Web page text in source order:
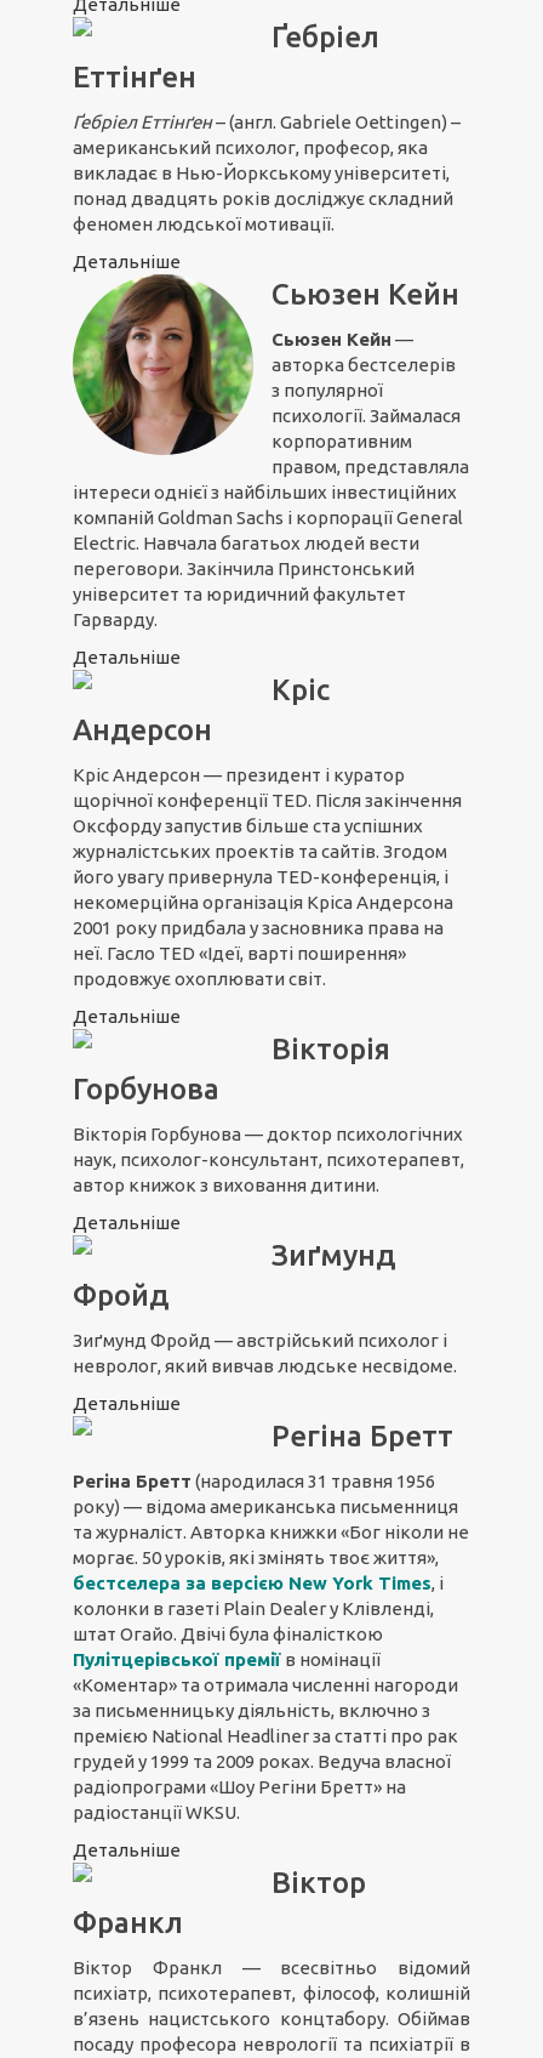
Детальніше
Ґебріел
Еттінґен
Ґебріел Еттінґен– (англ. Gabriele Oettingen) –
американський психолог, професор, яка
викладає в Нью-Йоркському університеті,
понад двадцять років досліджує складний
феномен людської мотивації.
Детальніше
Сьюзен Кейн
Сьюзен Кейн —
авторка бестселерів
з популярної
психології. Займалася
корпоративним
правом, представляла
інтереси однієї з найбільших інвестиційних
компаній Goldman Sachs і корпорації General
Electric. Навчала багатьох людей вести
переговори. Закінчила Принстонський
університет та юридичний факультет
Гарварду.
Детальніше
Кріс
Андерсон
Кріс Андерсон — президент і куратор
щорічної конференції TED. Після закінчення
Оксфорду запустив більше ста успішних
журналістських проектів та сайтів. Згодом
його увагу привернула TED-конференція, і
некомерційна організація Кріса Андерсона
2001 року придбала у засновника права на
неї. Гасло TED «Ідеї, варті поширення»
продовжує охоплювати світ.
Детальніше
Вікторія
Горбунова
Вікторія Горбунова — доктор психологічних
наук, психолог-консультант, психотерапевт,
автор книжок з виховання дитини.
Детальніше
Зиґмунд
Фройд
Зиґмунд Фройд — австрійський психолог і
невролог, який вивчав людське несвідоме.
Детальніше
Регіна Бретт
Регіна Бретт (народилася 31 травня 1956
року) — відома американська письменниця
та журналіст. Авторка книжки «Бог ніколи не
моргає. 50 уроків, які змінять твоє життя»,
бестселера за версією New York Times, і
колонки в газеті Plain Dealer у Клівленді,
штат Огайо. Двічі була фіналісткою
Пулітцерівської премії в номінації
«Коментар» та отримала численні нагороди
за письменницьку діяльність, включно з
премією National Headliner за статті про рак
грудей у 1999 та 2009 роках. Ведуча власної
радіопрограми «Шоу Регіни Бретт» на
радіостанції WKSU.
Детальніше
Віктор
Франкл
Віктор Франкл — всесвітньо відомий
психіатр, психотерапевт, філософ, колишній
в’язень нацистського концтабору. Обіймав
посаду професора неврології та психіатрії в